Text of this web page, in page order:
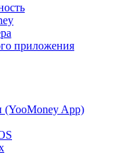
приложения
App)